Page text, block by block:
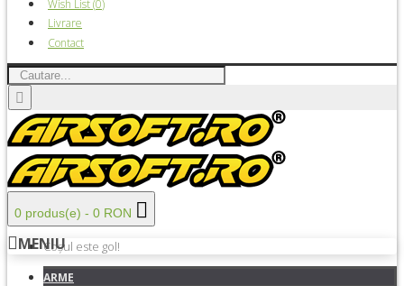
Wish List (0)
Livrare
Contact
0 produs(e) - 0 RON
Coșul este gol!
MENIU
ARME